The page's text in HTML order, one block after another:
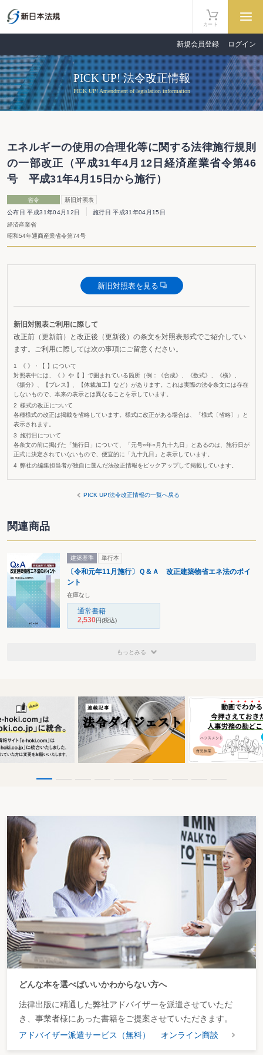
カート
新規会員登録 ログイン
PICK UP! 法令改正情報
PICK UP! Amendment of legislation information
エネルギーの使用の合理化等に関する法律施行規則
の一部改正（平成31年4月12日経済産業省令第46
号 平成31年4月15日から施行）
省令
新旧対照表
公布日 平成31年04月12日
施行日 平成31年04月15日
経済産業省
昭和54年通商産業省令第74号
新旧対照表を見る
新旧対照表ご利用に際して
改正前（更新前）と改正後（更新後）の条文を対照表形式でご紹介してい
ます。ご利用に際しては次の事項にご留意ください。
《 》・【 】について
対照表中には、《 》や【 】で囲まれている箇所（例：《合成》、《数式》、《横》、
《振分》、【ブレス】、【体裁加工】など）があります。これは実際の法令条文には存在
しないもので、本来の表示とは異なることを示しています。
様式の改正について
各種様式の改正は掲載を省略しています。様式に改正がある場合は、「様式〔省略〕」と
表示されます。
施行日について
各条文の前に掲げた「施行日」について、「元号○年○月九十九日」とあるのは、施行日が
正式に決定されていないもので、便宜的に「九十九日」と表示しています。
弊社の編集担当者が独自に選んだ法改正情報をピックアップして掲載しています。
PICK UP!法令改正情報の一覧へ戻る
関連商品
建築基準 単行本
〔令和元年11月施行〕Ｑ＆Ａ 改正建築物省エネ法のポイ
ント
在庫なし
通常書籍
2,530円(税込)
もっとみる
どんな本を選べばいいかわからない方へ
法律出版に精通した弊社アドバイザーを派遣させていただ
き、事業者様にあった書籍をご提案させていただきます。
アドバイザー派遣サービス（無料）
オンライン商談